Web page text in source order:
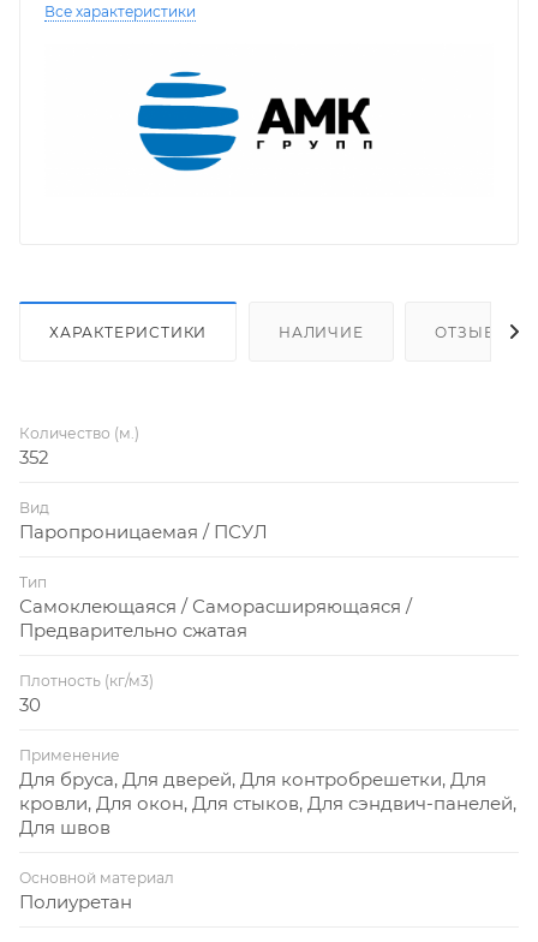
Все характеристики
ХАРАКТЕРИСТИКИ НАЛИЧИЕ ОТЗЫВЫ
Количество (м.)
352
Вид
Паропроницаемая / ПСУЛ
Тип
Самоклеющаяся / Саморасширяющаяся /
Предварительно сжатая
Плотность (кг/м3)
30
Применение
Для бруса, Для дверей, Для контробрешетки, Для
кровли, Для окон, Для стыков, Для сэндвич-панелей,
Для швов
Основной материал
Полиуретан